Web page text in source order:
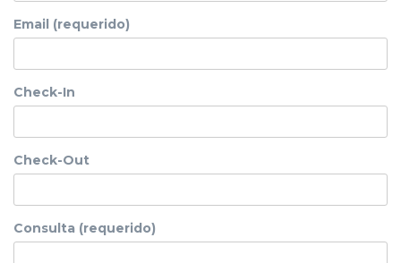
Email (requerido)
Check-In
Check-Out
Consulta (requerido)